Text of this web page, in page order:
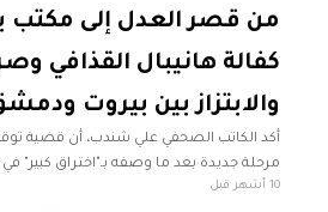
من قصر العدل إلى مكتب
كفالة هانيبال القذافي
والابتزاز بين بيروت
أكد الكاتب الصحفي علي شندب، أن قضية
مرحلة جديدة بعد ما وصفه بـ"اختراق كبير"
الجدار الصلب الذي أحاط بالملف طيلة
10 أشهر قبل